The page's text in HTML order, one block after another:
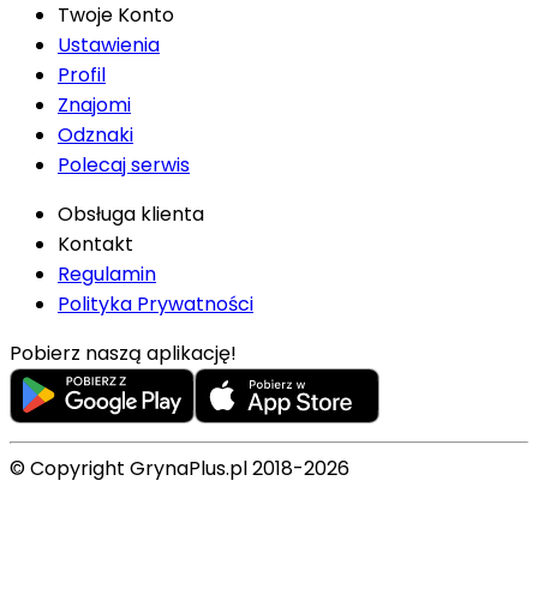
Twoje Konto
Ustawienia
Profil
Znajomi
Odznaki
Polecaj serwis
Obsługa klienta
Kontakt
Regulamin
Polityka Prywatności
Pobierz naszą aplikację!
© Copyright GrynaPlus.pl 2018-2026